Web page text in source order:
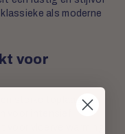
als moderne
voor
sterke toplaag van
voor intensief
vloerverwarming